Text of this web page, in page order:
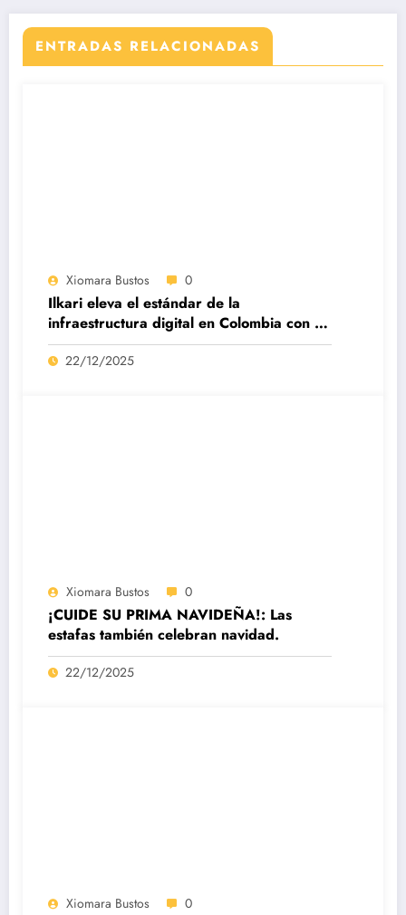
ENTRADAS RELACIONADAS
Xiomara Bustos 0
Ilkari eleva el estándar de la
infraestructura digital en Colombia con su
datacenter certificado Nivel IV de ICREA
22/12/2025
Xiomara Bustos 0
¡CUIDE SU PRIMA NAVIDEÑA!: Las
estafas también celebran navidad.
22/12/2025
Xiomara Bustos 0